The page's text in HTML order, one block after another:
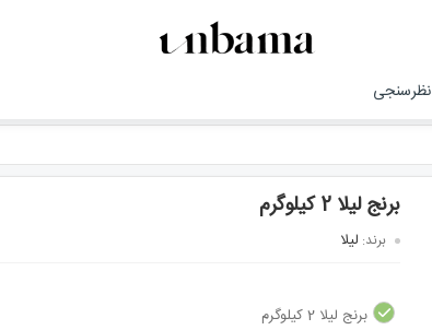
نظرسنجی
برنج لیلا 2 کیلوگرم
برند: لیلا
برنج لیلا 2 کیلوگرم